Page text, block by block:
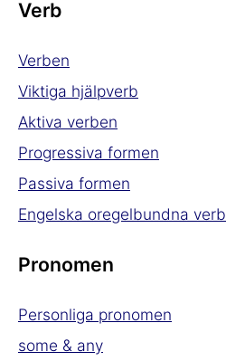
Verb
Verben
Viktiga hjälpverb
Aktiva verben
Progressiva formen
Passiva formen
Engelska oregelbundna verb
Pronomen
Personliga pronomen
some & any